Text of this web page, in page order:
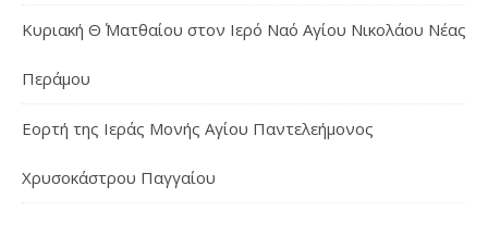
Κυριακή Θ΄ Ματθαίου στον Ιερό Ναό Αγίου Νικολάου Νέας
Περάμου
Εορτή της Ιεράς Μονής Αγίου Παντελεήμονος
Χρυσοκάστρου Παγγαίου